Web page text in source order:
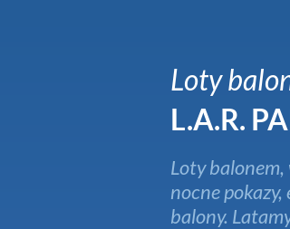
Loty
L.A.R.
Loty
nocne
balony.